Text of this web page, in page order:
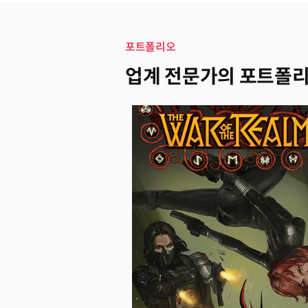
포트폴리오
업계 전문가의 포트폴